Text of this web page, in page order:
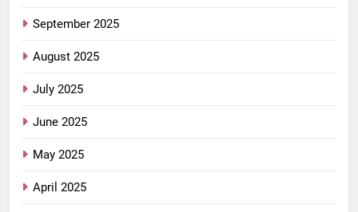
September 2025
August 2025
July 2025
June 2025
May 2025
April 2025